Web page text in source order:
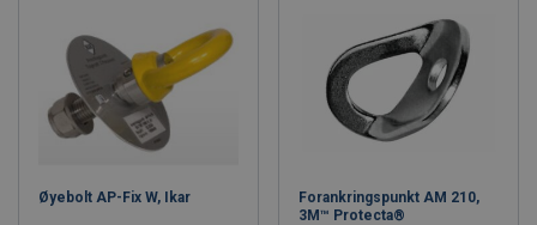
Øyebolt AP-Fix W, Ikar
Forankringspunkt AM 210,
3M™ Protecta®